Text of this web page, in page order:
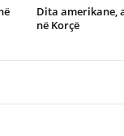
Dita amerikane,
në Korçë